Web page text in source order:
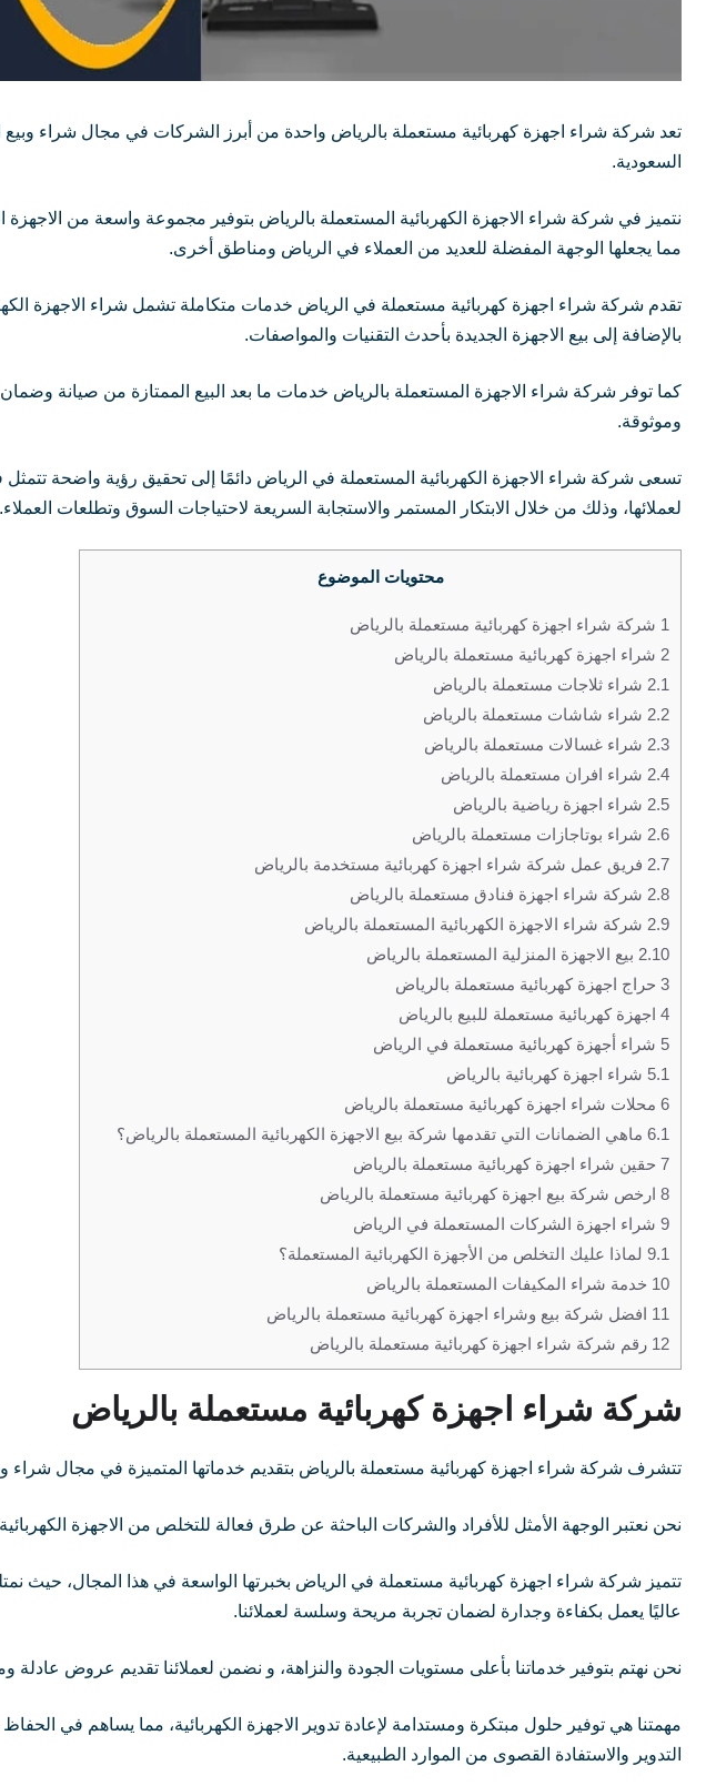
تعد شركة شراء اجهزة كهربائية مستعملة بالرياض واحدة من أبرز الشركات في مجال شراء وبيع
السعودية.
نتميز في شركة شراء الاجهزة الكهربائية المستعملة بالرياض بتوفير مجموعة واسعة من الاجهزة
مما يجعلها الوجهة المفضلة للعديد من العملاء في الرياض ومناطق أخرى.
تقدم شركة شراء اجهزة كهربائية مستعملة في الرياض خدمات متكاملة تشمل شراء الاجهزة
بالإضافة إلى بيع الاجهزة الجديدة بأحدث التقنيات والمواصفات.
كما توفر شركة شراء الاجهزة المستعملة بالرياض خدمات ما بعد البيع الممتازة من صيانة
وموثوقة.
تسعى شركة شراء الاجهزة الكهربائية المستعملة في الرياض دائمًا إلى تحقيق رؤية واضحة
لعملائها، وذلك من خلال الابتكار المستمر والاستجابة السريعة لاحتياجات السوق وتطلعات العملاء.
محتويات الموضوع
1 شركة شراء اجهزة كهربائية مستعملة بالرياض
2 شراء اجهزة كهربائية مستعملة بالرياض
2.1 شراء ثلاجات مستعملة بالرياض
2.2 شراء شاشات مستعملة بالرياض
2.3 شراء غسالات مستعملة بالرياض
2.4 شراء افران مستعملة بالرياض
2.5 شراء اجهزة رياضية بالرياض
2.6 شراء بوتاجازات مستعملة بالرياض
2.7 فريق عمل شركة شراء اجهزة كهربائية مستخدمة بالرياض
2.8 شركة شراء اجهزة فنادق مستعملة بالرياض
2.9 شركة شراء الاجهزة الكهربائية المستعملة بالرياض
2.10 بيع الاجهزة المنزلية المستعملة بالرياض
3 حراج اجهزة كهربائية مستعملة بالرياض
4 اجهزة كهربائية مستعملة للبيع بالرياض
5 شراء أجهزة كهربائية مستعملة في الرياض
5.1 شراء اجهزة كهربائية بالرياض
6 محلات شراء اجهزة كهربائية مستعملة بالرياض
6.1 ماهي الضمانات التي تقدمها شركة بيع الاجهزة الكهربائية المستعملة بالرياض؟
7 حقين شراء اجهزة كهربائية مستعملة بالرياض
8 ارخص شركة بيع اجهزة كهربائية مستعملة بالرياض
9 شراء اجهزة الشركات المستعملة في الرياض
9.1 لماذا عليك التخلص من الأجهزة الكهربائية المستعملة؟
10 خدمة شراء المكيفات المستعملة بالرياض
11 افضل شركة بيع وشراء اجهزة كهربائية مستعملة بالرياض
12 رقم شركة شراء اجهزة كهربائية مستعملة بالرياض
شركة شراء اجهزة كهربائية مستعملة بالرياض
تتشرف شركة شراء اجهزة كهربائية مستعملة بالرياض بتقديم خدماتها المتميزة في مجال شراء
نحن نعتبر الوجهة الأمثل للأفراد والشركات الباحثة عن طرق فعالة للتخلص من الاجهزة
تتميز شركة شراء اجهزة كهربائية مستعملة في الرياض بخبرتها الواسعة في هذا المجال، حيث
عاليًا يعمل بكفاءة وجدارة لضمان تجربة مريحة وسلسة لعملائنا.
نحن نهتم بتوفير خدماتنا بأعلى مستويات الجودة والنزاهة، و نضمن لعملائنا تقديم عروض عادلة
مهمتنا هي توفير حلول مبتكرة ومستدامة لإعادة تدوير الاجهزة الكهربائية، مما يساهم في الحفاظ
التدوير والاستفادة القصوى من الموارد الطبيعية.